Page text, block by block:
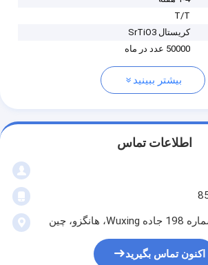
T/T
کریستال SrTiO3
50000 عدد در ماه
بیشتر ببینید
اطلاعات تماس
اکنون تماس بگیرید